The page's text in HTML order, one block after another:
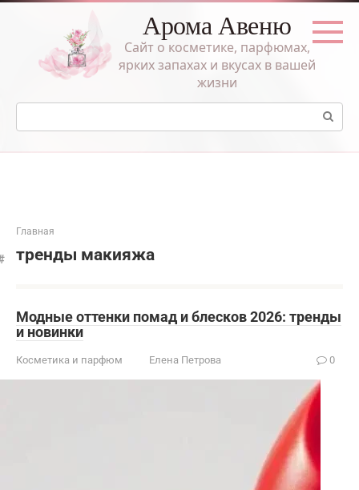
Перейти
Арома Авеню
Сайт о косметике, парфюмах,
ярких запахах и вкусах в вашей
жизни
Поиск:
Главная
тренды макияжа
Модные оттенки помад и блесков 2026: тренды
и новинки
Косметика и парфюм Елена Петрова 0